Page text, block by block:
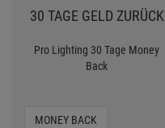
30 TAGE GELD ZURÜCK
Pro Lighting 30 Tage Money
Back
MONEY BACK